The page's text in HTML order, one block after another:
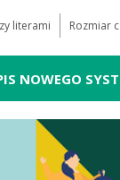
literami Rozmiar
NOWEGO